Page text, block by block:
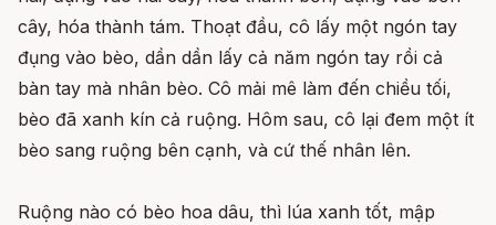
cây, hóa thành tám. Thoạt đầu, cô lấy một ngón tay
đụng vào bèo, dần dần lấy cả năm ngón tay rồi cả
bàn tay mà nhân bèo. Cô mải mê làm đến chiều tối,
bèo đã xanh kín cả ruộng. Hôm sau, cô lại đem một ít
bèo sang ruộng bên cạnh, và cứ thế nhân lên.
Ruộng nào có bèo hoa dâu, thì lúa xanh tốt, mập